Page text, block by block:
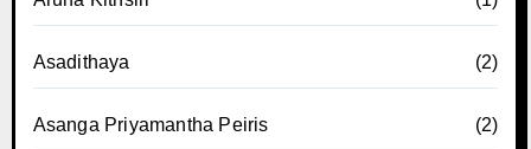
Asadithaya (2)
Asanga Priyamantha Peiris (2)